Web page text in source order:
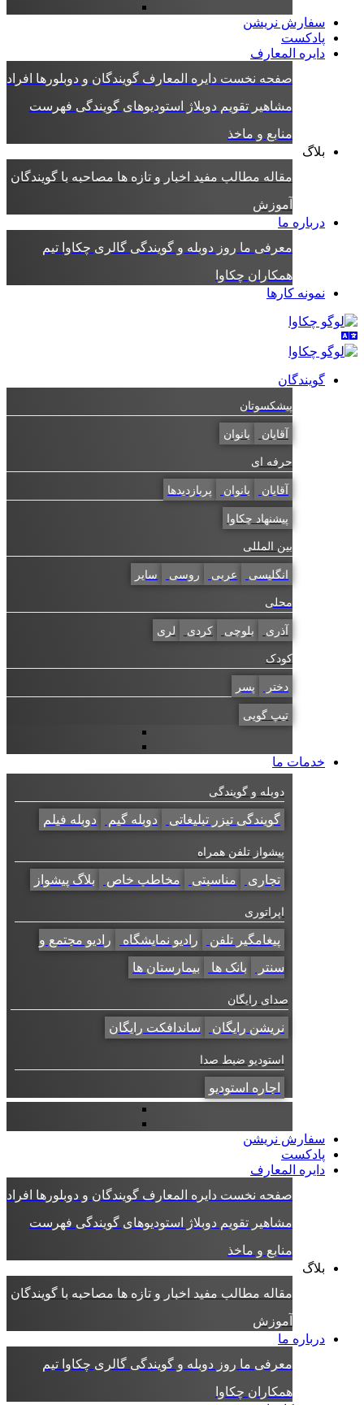
سفارش نریشن
پادکست
دایره المعارف
صفحه نخست دایره المعارف گویندگان و دوبلورها افراد
مشاهیر تقویم دوبلاژ استودیوهای گویندگی فهرست
منابع و ماخذ
بلاگ
مقاله مطالب مفید اخبار و تازه ها مصاحبه با گویندگان
آموزش
درباره ما
معرفی ما روز دوبله و گویندگی گالری چکاوا تیم
همکاران چکاوا
نمونه کارها
گویندگان
پیشکسوتان
آقایان بانوان
حرفه ای
آقایان بانوان پربازدیدها
پیشنهاد چکاوا
بین المللی
انگلیسی عربی روسی سایر
محلی
آذری بلوچی کردی لری
کودک
دختر پسر
تیپ گویی
خدمات ما
دوبله و گویندگی
گویندگی تیزر تبلیغاتی دوبله گیم دوبله فیلم
پیشواز تلفن همراه
تجاری مناسبتی مخاطب خاص بلاگ پیشواز
اپراتوری
پیغامگیر تلفن رادیو نمایشگاه
رادیو مجتمع و
سنتر
بانک ها بیمارستان ها
صدای رایگان
نریشن رایگان ساندافکت رایگان
استودیو ضبط صدا
اجاره استودیو
سفارش نریشن
پادکست
دایره المعارف
صفحه نخست دایره المعارف گویندگان و دوبلورها افراد
مشاهیر تقویم دوبلاژ استودیوهای گویندگی فهرست
منابع و ماخذ
بلاگ
مقاله مطالب مفید اخبار و تازه ها مصاحبه با گویندگان
آموزش
درباره ما
معرفی ما روز دوبله و گویندگی گالری چکاوا تیم
همکاران چکاوا